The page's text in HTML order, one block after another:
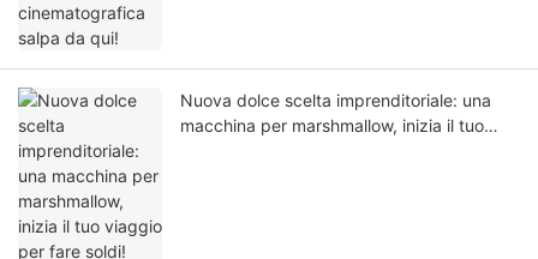
Nuova dolce scelta imprenditoriale: una
macchina per marshmallow, inizia il tuo